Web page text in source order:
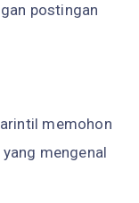
postingan
memohon
mengenal